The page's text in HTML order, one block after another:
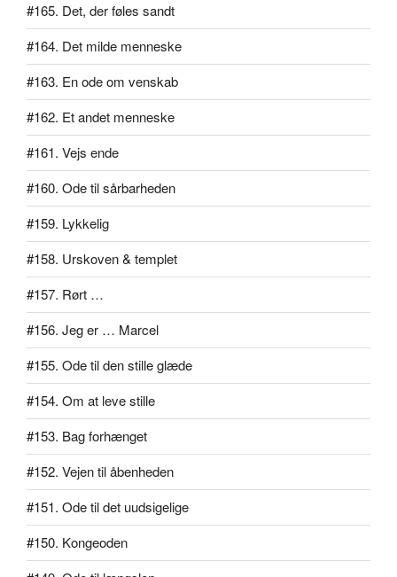
#165. Det, der føles sandt
#164. Det milde menneske
#163. En ode om venskab
#162. Et andet menneske
#161. Vejs ende
#160. Ode til sårbarheden
#159. Lykkelig
#158. Urskoven & templet
#157. Rørt …
#156. Jeg er … Marcel
#155. Ode til den stille glæde
#154. Om at leve stille
#153. Bag forhænget
#152. Vejen til åbenheden
#151. Ode til det uudsigelige
#150. Kongeoden